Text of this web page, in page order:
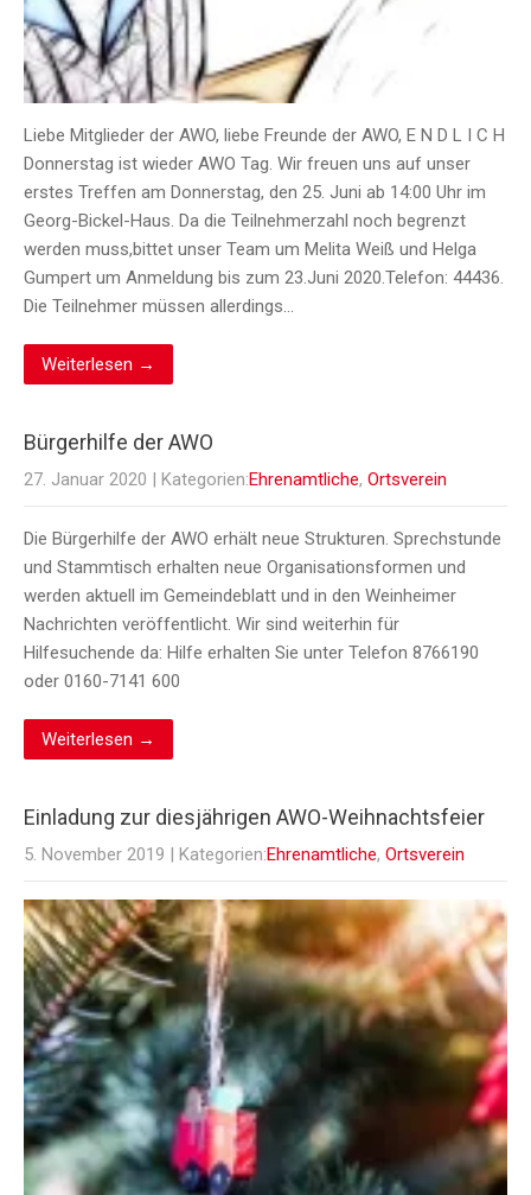
Liebe Mitglieder der AWO, liebe Freunde der AWO, E N D L I C H
Donnerstag ist wieder AWO Tag. Wir freuen uns auf unser
erstes Treffen am Donnerstag, den 25. Juni ab 14:00 Uhr im
Georg-Bickel-Haus. Da die Teilnehmerzahl noch begrenzt
werden muss,bittet unser Team um Melita Weiß und Helga
Gumpert um Anmeldung bis zum 23.Juni 2020.Telefon: 44436.
Die Teilnehmer müssen allerdings…
Weiterlesen →
Bürgerhilfe der AWO
27. Januar 2020 | Kategorien:Ehrenamtliche, Ortsverein
Die Bürgerhilfe der AWO erhält neue Strukturen. Sprechstunde
und Stammtisch erhalten neue Organisationsformen und
werden aktuell im Gemeindeblatt und in den Weinheimer
Nachrichten veröffentlicht. Wir sind weiterhin für
Hilfesuchende da: Hilfe erhalten Sie unter Telefon 8766190
oder 0160-7141 600
Weiterlesen →
Einladung zur diesjährigen AWO-Weihnachtsfeier
5. November 2019 | Kategorien:Ehrenamtliche, Ortsverein